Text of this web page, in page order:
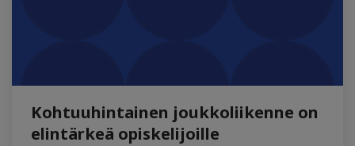
Kohtuuhintainen joukkoliikenne on
elintärkeä opiskelijoille